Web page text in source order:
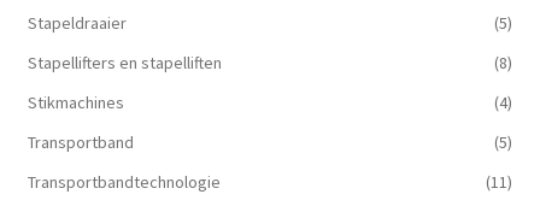
Stapeldraaier
(5)
Stapellifters en stapelliften
(8)
Stikmachines
(4)
Transportband
(5)
Transportbandtechnologie
(11)